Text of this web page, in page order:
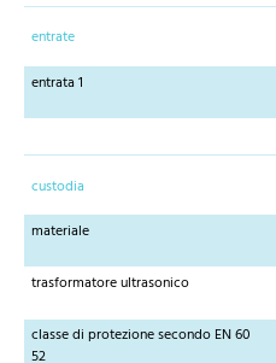
entrate
entrata 1
custodia
materiale
trasformatore ultrasonico
classe di protezione secondo EN 60
52